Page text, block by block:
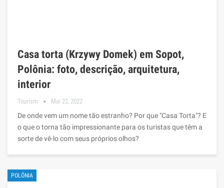
Casa torta (Krzywy Domek) em Sopot,
Polônia: foto, descrição, arquitetura,
interior
Tourism Mai 22, 2022
De onde vem um nome tão estranho? Por que "Casa Torta"? E
o que o torna tão impressionante para os turistas que têm a
sorte de vê-lo com seus próprios olhos?
POLÓNIA